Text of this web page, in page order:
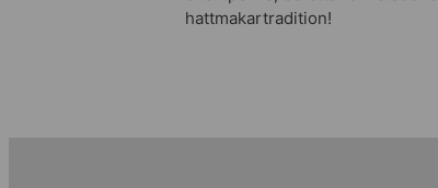
hattmakartradition!